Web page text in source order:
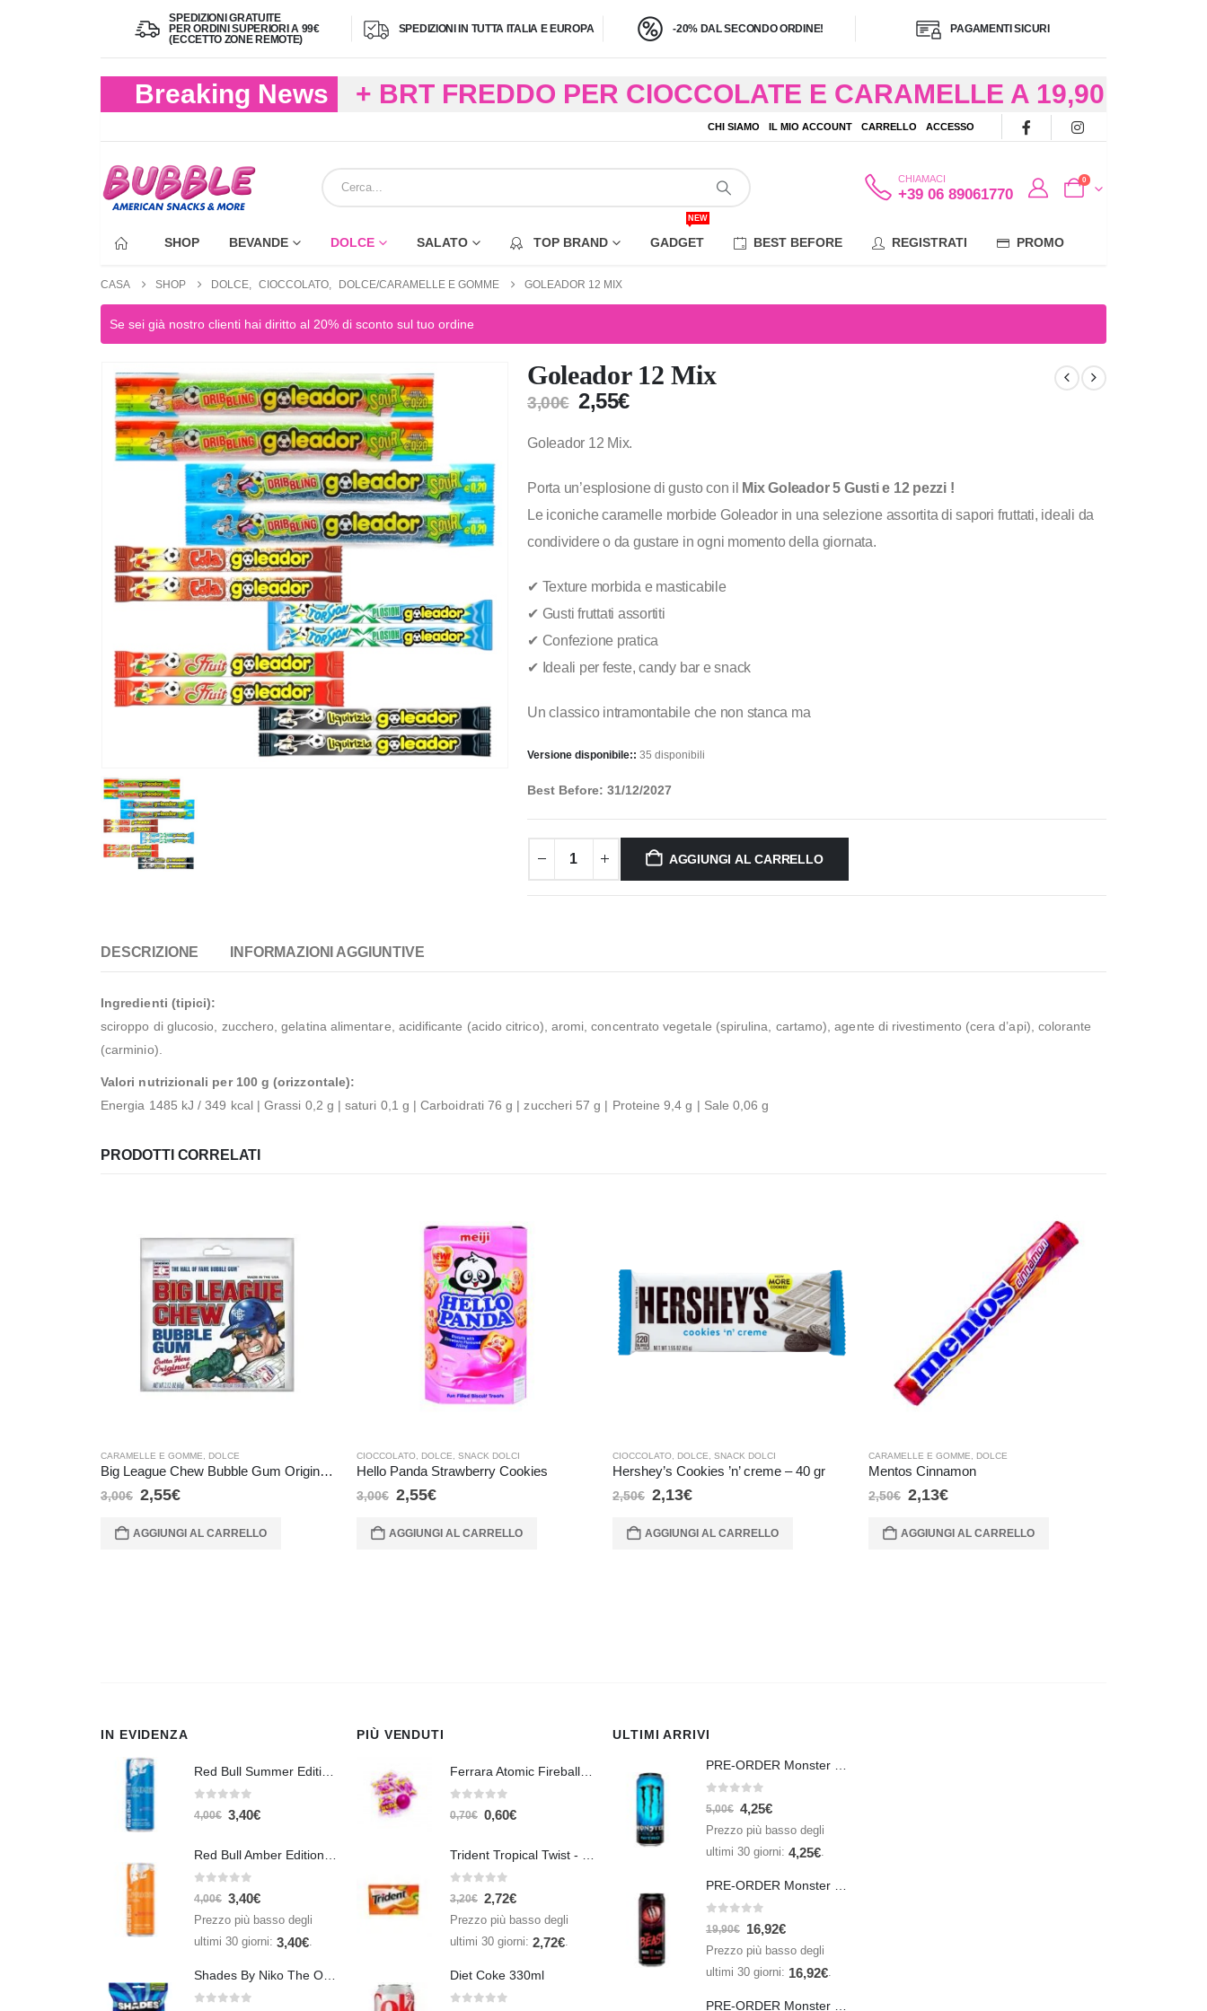
SPEDIZIONI GRATUITE
PER ORDINI SUPERIORI A 99€
(ECCETTO ZONE REMOTE)
SPEDIZIONI IN TUTTA ITALIA E EUROPA -20% DAL SECONDO ORDINE! PAGAMENTI SICURI
Breaking News
+ BRT FREDDO PER CIOCCOLATE E CARAMELLE A 19,90
(FINO A 4,9 KG) – CONSEGNA IN 24/48 ORE AD
ECCEZIONE DI ALCUNE AREE REMOTE
CHI SIAMO IL MIO ACCOUNT CARRELLO ACCESSO
CHIAMACI
+39 06 89061770
0
SHOP BEVANDE DOLCE SALATO TOP BRAND GADGET
NEW
BEST BEFORE REGISTRATI PROMO
CASA SHOP DOLCE CIOCCOLATO DOLCE/CARAMELLE E GOMME GOLEADOR 12 MIX
Se sei già nostro clienti hai diritto al 20% di sconto sul tuo ordine
Goleador 12 Mix
3,00€ 2,55€
Goleador 12 Mix.
Porta un’esplosione di gusto con il
Mix Goleador 5 Gusti e 12 pezzi !
Le iconiche caramelle morbide Goleador in una selezione assortita di sapori fruttati, ideali da
condividere o da gustare in ogni momento della giornata.
✔ Texture morbida e masticabile
✔ Gusti fruttati assortiti
✔ Confezione pratica
✔ Ideali per feste, candy bar e snack
Un classico intramontabile che non stanca ma
Versione disponibile:: 35 disponibili
Best Before: 31/12/2027
AGGIUNGI AL CARRELLO
DESCRIZIONE INFORMAZIONI AGGIUNTIVE
Ingredienti (tipici):
sciroppo di glucosio, zucchero, gelatina alimentare, acidificante (acido citrico), aromi, concentrato vegetale (spirulina, cartamo), agente di rivestimento (cera d’api), colorante
(carminio).
Valori nutrizionali per 100 g (orizzontale):
Energia 1485 kJ / 349 kcal | Grassi 0,2 g | saturi 0,1 g | Carboidrati 76 g | zuccheri 57 g | Proteine 9,4 g | Sale 0,06 g
PRODOTTI CORRELATI
CARAMELLE E GOMME DOLCE
Big League Chew Bubble Gum Original – 60 gr
3,00€ 2,55€
AGGIUNGI AL CARRELLO
CIOCCOLATO DOLCE SNACK DOLCI
Hello Panda Strawberry Cookies
3,00€ 2,55€
AGGIUNGI AL CARRELLO
CIOCCOLATO DOLCE SNACK DOLCI
Hershey’s Cookies ’n’ creme – 40 gr
2,50€ 2,13€
AGGIUNGI AL CARRELLO
CARAMELLE E GOMME DOLCE
Mentos Cinnamon
2,50€ 2,13€
AGGIUNGI AL CARRELLO
IN EVIDENZA
4,00€ 3,40€
Su 5
4,00€ 3,40€
Prezzo più basso degli
ultimi 30 giorni: 3,40€
PIÙ VENDUTI
0,70€ 0,60€
Su 5
3,20€ 2,72€
Prezzo più basso degli
ultimi 30 giorni: 2,72€
Diet Coke 330ml
ULTIMI ARRIVI
Su 5
5,00€ 4,25€
Prezzo più basso degli
ultimi 30 giorni: 4,25€
19,90€ 16,92€
Prezzo più basso degli
ultimi 30 giorni: 16,92€.